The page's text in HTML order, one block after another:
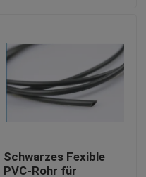
Schwarzes Fexible
PVC-Rohr für